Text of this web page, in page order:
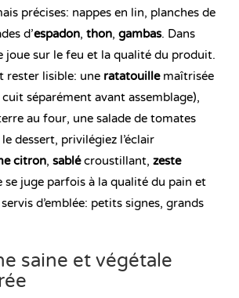
précises: nappes en lin, planches de
d’espadon, thon, gambas. Dans
joue sur le feu et la qualité du produit.
rester lisible: une ratatouillemaîtrisée
séparément avant assemblage),
au four, une salade de tomates
dessert, privilégiez l’éclair
citron, sablécroustillant, zeste
se juge parfois à la qualité du pain et
servis d’emblée: petits signes, grands
saine et végétale